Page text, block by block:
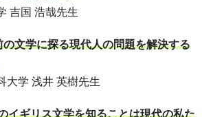
吉国 浩哉先生
の文学に探る現代人の問題を解決する
大学 浅井 英樹先生
イギリス文学を知ることは現代の私た